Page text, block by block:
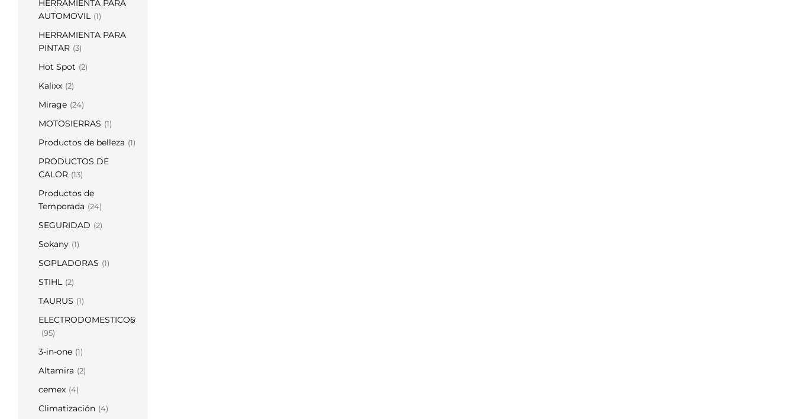
HERRAMIENTA PARA
AUTOMOVIL (1)
HERRAMIENTA PARA
PINTAR (3)
Hot Spot (2)
Kalixx (2)
Mirage (24)
MOTOSIERRAS (1)
Productos de belleza (1)
PRODUCTOS DE
CALOR (13)
Productos de
Temporada (24)
SEGURIDAD (2)
Sokany (1)
SOPLADORAS (1)
STIHL (2)
TAURUS (1)
ELECTRODOMESTICOS
(95)
3-in-one (1)
Altamira (2)
cemex (4)
Climatización (4)